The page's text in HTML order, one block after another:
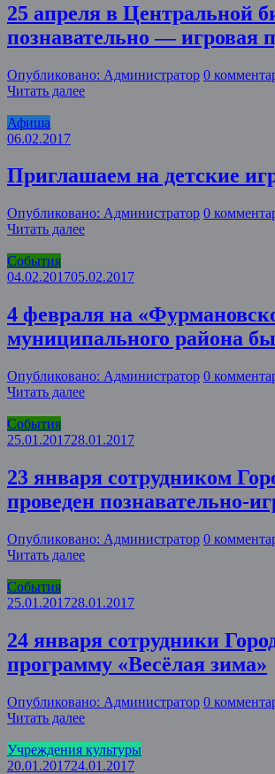
25 апреля в Центральной
познавательно — игровая
Опубликовано: Администратор 0
Читать далее
Афиша
06.02.2017
Приглашаем на детские
Опубликовано: Администратор 0
Читать далее
События
04.02.201705.02.2017
4 февраля на
муниципального района
Опубликовано: Администратор 0
Читать далее
События
25.01.201728.01.2017
23 января сотрудником
проведен познавательно-
Опубликовано: Администратор 0
Читать далее
События
25.01.201728.01.2017
24 января сотрудники
программу «Весёлая зима»
Опубликовано: Администратор 0
Читать далее
Учреждения культуры
20.01.201724.01.2017